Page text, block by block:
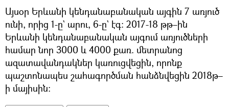
Այսօր Երևանի կենդանաբանական այգին 7 առյուծ
ունի, որից 1-ը` արու, 6-ը` էգ։ 2017-18 թթ–ին
Երևանի կենդանաբանական այգում առյուծների
համար նոր 3000 և 4000 քառ. մետրանոց
ազատավանդակներ կառուցվեցին, որոնք
պաշտոնապես շահագործման հանձնվեցին 2018թ–
ի մայիսին։